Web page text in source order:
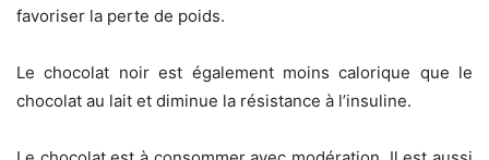
favoriser la perte de poids.
Le chocolat noir est également moins calorique que le
chocolat au lait et diminue la résistance à l’insuline.